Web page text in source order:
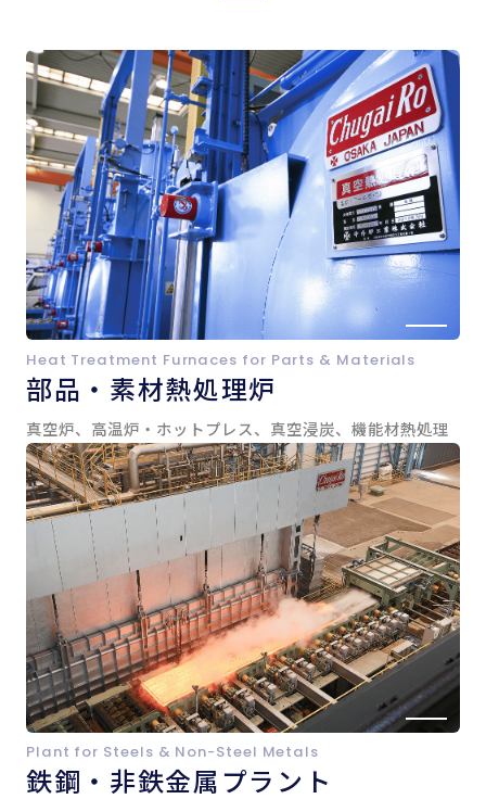
Heat Treatment Furnaces for Parts & Materials
部品・素材熱処理炉
真空炉、高温炉・ホットプレス、真空浸炭、機能材熱処理
Plant for Steels & Non-Steel Metals
鉄鋼・非鉄金属プラント